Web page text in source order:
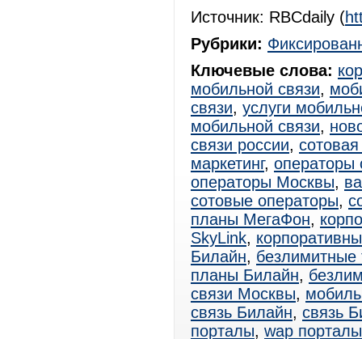
Источник: RBCdaily (
Рубрики:
Ключевые слова:
мобильной связи,
связи, услуги
мобильной связи,
связи россии,
маркетинг, операторы
операторы Москвы,
сотовые операторы,
планы МегаФон,
SkyLink,
Билайн,
планы Билайн,
связи Москвы,
связь Билайн, связь
порталы, wap порталы